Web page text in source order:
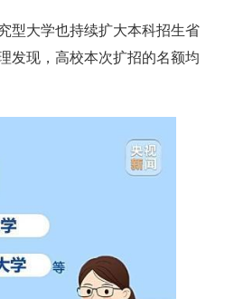
型大学也持续扩大本科招生省
发现，高校本次扩招的名额均